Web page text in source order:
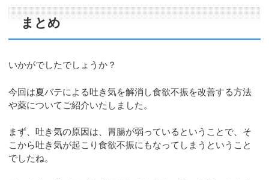
まとめ
いかがでしたでしょうか？
今回は夏バテによる吐き気を解消し食欲不振を改善する方法
や薬についてご紹介いたしました。
まず、吐き気の原因は、胃腸が弱っているということで、そ
こから吐き気が起こり食欲不振にもなってしまうということ
でしたね。